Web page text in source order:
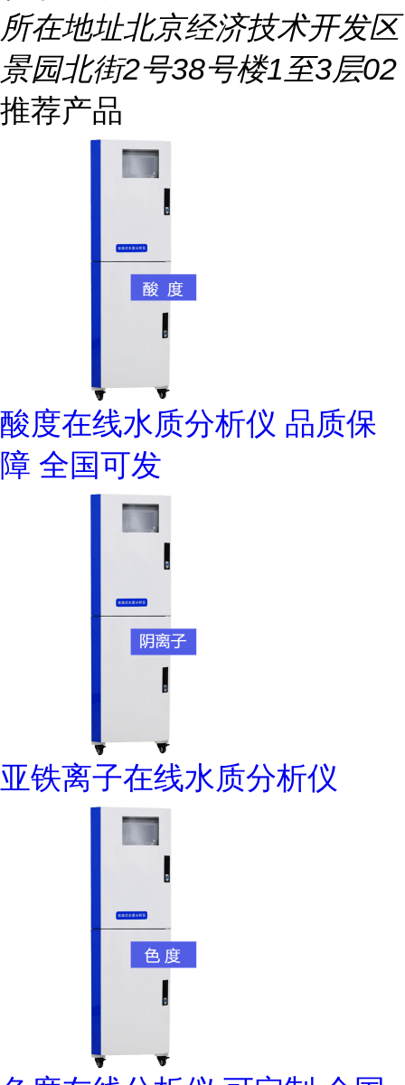
所在地址北京经济技术开发区
景园北街2号38号楼1至3层02
推荐产品
酸度在线水质分析仪 品质保
障 全国可发
亚铁离子在线水质分析仪